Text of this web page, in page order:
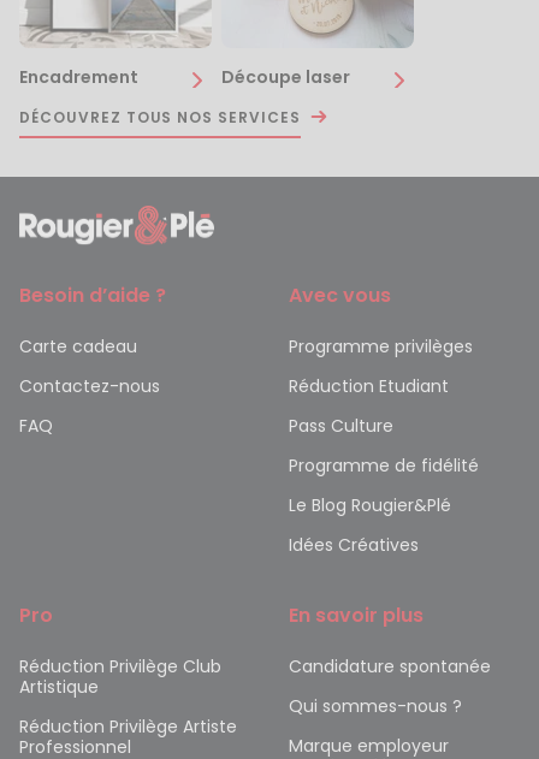
Encadrement Découpe laser
DÉCOUVREZ TOUS NOS SERVICES
Besoin d’aide ?
Carte cadeau
Contactez-nous
FAQ
Avec vous
Programme privilèges
Réduction Etudiant
Pass Culture
Programme de fidélité
Le Blog Rougier&Plé
Idées Créatives
Pro
Réduction Privilège Club
Artistique
Réduction Privilège Artiste
Professionnel
En savoir plus
Candidature spontanée
Qui sommes-nous ?
Marque employeur